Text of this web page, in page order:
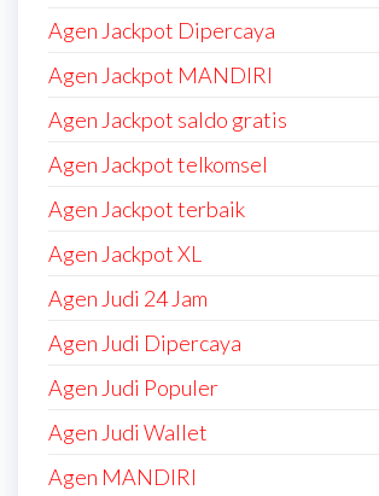
Agen Jackpot Dipercaya
Agen Jackpot MANDIRI
Agen Jackpot saldo gratis
Agen Jackpot telkomsel
Agen Jackpot terbaik
Agen Jackpot XL
Agen Judi 24 Jam
Agen Judi Dipercaya
Agen Judi Populer
Agen Judi Wallet
Agen MANDIRI